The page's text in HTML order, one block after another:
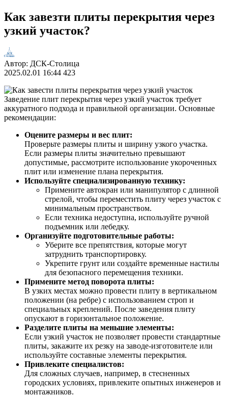
Как завезти плиты перекрытия через
узкий участок?
Автор: ДСК-Столица
2025.02.01 16:44 423
Заведение плит перекрытия через узкий участок требует
аккуратного подхода и правильной организации. Основные
рекомендации:
Оцените размеры и вес плит:
Проверьте размеры плиты и ширину узкого участка.
Если размеры плиты значительно превышают
допустимые, рассмотрите использование укороченных
плит или изменение плана перекрытия.
Используйте специализированную технику:
Примените автокран или манипулятор с длинной
стрелой, чтобы переместить плиту через участок с
минимальным пространством.
Если техника недоступна, используйте ручной
подъемник или лебедку.
Организуйте подготовительные работы:
Уберите все препятствия, которые могут
затруднить транспортировку.
Укрепите грунт или создайте временные настилы
для безопасного перемещения техники.
Примените метод поворота плиты:
В узких местах можно провести плиту в вертикальном
положении (на ребре) с использованием строп и
специальных креплений. После заведения плиту
опускают в горизонтальное положение.
Разделите плиты на меньшие элементы:
Если узкий участок не позволяет провести стандартные
плиты, закажите их резку на заводе-изготовителе или
используйте составные элементы перекрытия.
Привлеките специалистов:
Для сложных случаев, например, в стесненных
городских условиях, привлеките опытных инженеров и
монтажников.